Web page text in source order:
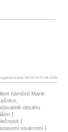
08:10:14 07.08.2026
náměstí Marie
obsahu
soukromí